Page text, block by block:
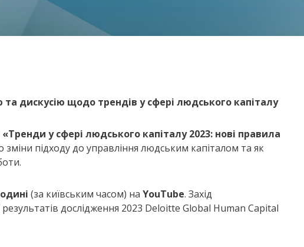
дискусію щодо трендів у сфері людського капіталу
«Тренди у сфері людського капіталу 2023: нові правила
зміни підходу до управління людським капіталом та як
(за київським часом) на YouTube. Захід
дослідження 2023 Deloitte Global Human Capital